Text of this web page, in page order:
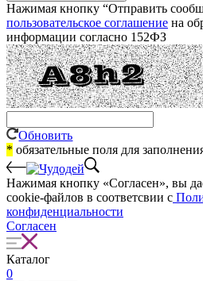
Нажимая кнопку “Отправить
пользовательское соглашение на
информации согласно 152ФЗ
Обновить
* обязательные поля для
Нажимая кнопку «Согласен», вы
cookie-файлов в соответсвии с
конфиденциальности
Согласен
Каталог
0